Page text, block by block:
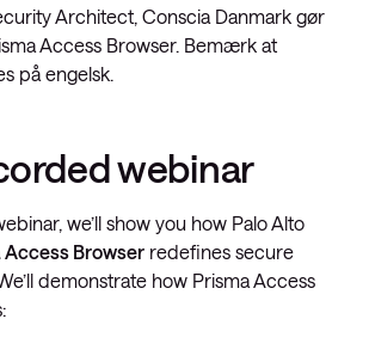
Architect, Conscia Danmark gør
Access Browser. Bemærk at
på engelsk.
webinar
we’ll show you how Palo Alto
Access Browser redefines secure
demonstrate how Prisma Access